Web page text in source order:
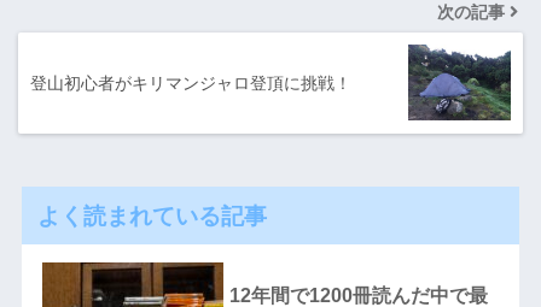
次の記事
登山初心者がキリマンジャロ登頂に挑戦！
よく読まれている記事
12年間で1200冊読んだ中で最